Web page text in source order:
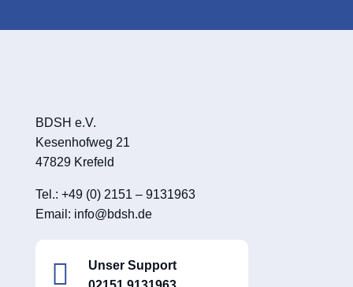
BDSH e.V.
Kesenhofweg 21
47829 Krefeld
Tel.: +49 (0) 2151 – 9131963
Email: info@bdsh.de

Unser Support